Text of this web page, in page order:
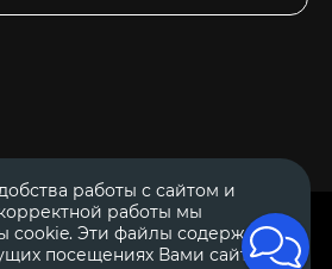
— автосалон. Все права защищены.
работы с сайтом и
работы мы
cookie. Эти файлы содержат
посещениях Вами сайта.